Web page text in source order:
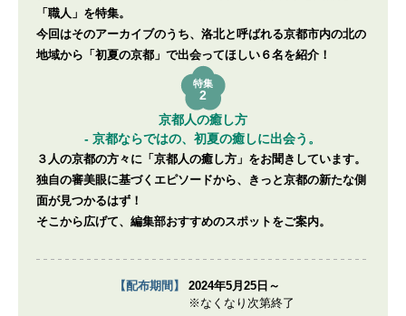
「職人」を特集。
今回はそのアーカイブのうち、洛北と呼ばれる京都市内の北の
地域から「初夏の京都」で出会ってほしい６名を紹介！
特集
2
京都人の癒し方
- 京都ならではの、初夏の癒しに出会う。
３人の京都の方々に「京都人の癒し方」をお聞きしています。
独自の審美眼に基づくエピソードから、きっと京都の新たな側
面が見つかるはず！
そこから広げて、編集部おすすめのスポットをご案内。
【配布期間】
2024年5月25日～
※なくなり次第終了